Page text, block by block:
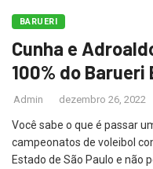
BARUERI
Cunha e
100% do
Admin dezembro 26, 2022
Você sabe o que é passar
campeonatos de voleibol
Estado de São Paulo e não